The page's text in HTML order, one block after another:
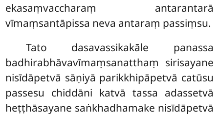
ekasaṃvaccharaṃ antarantarā
vīmaṃsantāpissa neva antaraṃ passiṃsu.
Tato dasavassikakāle panassa
badhirabhāvavīmaṃsanatthaṃ sirisayane
nisīdāpetvā sāṇiyā parikkhipāpetvā catūsu
passesu chiddāni katvā tassa adassetvā
heṭṭhāsayane saṅkhadhamake nisīdāpetvā